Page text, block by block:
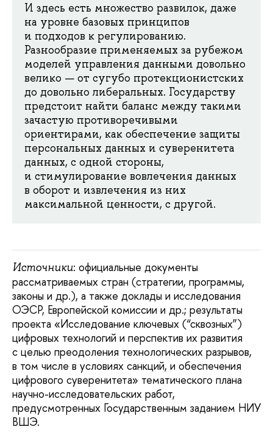
И здесь есть множество развилок, даже
на уровне базовых принципов
и подходов к регулированию.
Разнообразие применяемых за рубежом
моделей управления данными довольно
велико — от сугубо протекционистских
до довольно либеральных. Государству
предстоит найти баланс между такими
зачастую противоречивыми
ориентирами, как обеспечение защиты
персональных данных и суверенитета
данных, с одной стороны,
и стимулирование вовлечения данных
в оборот и извлечения из них
максимальной ценности, с другой.
Источники: официальные документы
рассматриваемых стран (стратегии, программы,
законы и др.), а также доклады и исследования
ОЭСР, Европейской комиссии и др.; результаты
проекта «Исследование ключевых (“сквозных”)
цифровых технологий и перспектив их развития
с целью преодоления технологических разрывов,
в том числе в условиях санкций, и обеспечения
цифрового суверенитета» тематического плана
научно-исследовательских работ,
предусмотренных Государственным заданием НИУ
ВШЭ.